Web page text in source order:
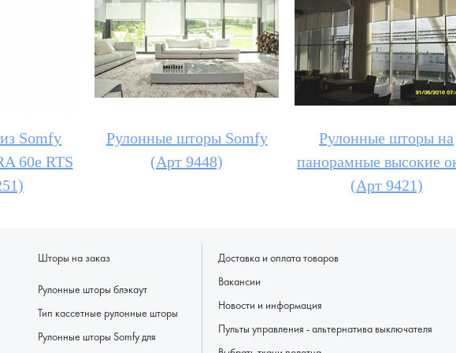
Somfy
60e RTS
Рулонные шторы Somfy
(Арт 9448)
Рулонные шторы на
панорамные высокие
(Арт 9421)
Шторы на заказ
Рулонные шторы блэкаут
Тип кассетные рулонные шторы
Рулонные шторы Somfy для
Доставка и оплата товаров
Вакансии
Новости и информация
Пульты управления - альтернатива выключателя